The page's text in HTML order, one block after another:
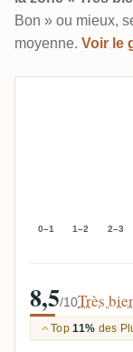
Bon » ou mieux,
moyenne. Voir le
0–1 1–2 2–3
8,5/10Très
Top11% des